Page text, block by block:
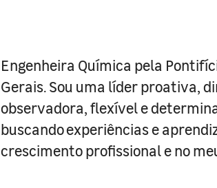
Engenheira Química pela
Gerais. Sou uma líder proativa,
observadora, flexível e
buscando experiências e
crescimento profissional e no